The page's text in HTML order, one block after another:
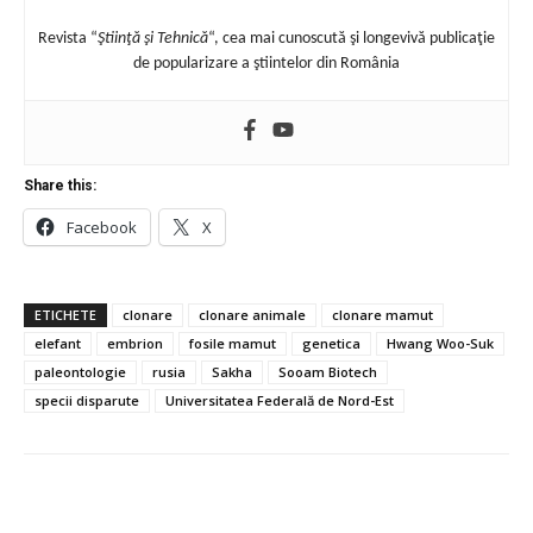
Revista “Ştiinţă şi Tehnică“, cea mai cunoscută şi longevivă publicaţie
de popularizare a ştiintelor din România
Share this:
Facebook X
ETICHETE clonare clonare animale
clonare mamut
elefant
embrion fosile mamut genetica
Hwang Woo-Suk
paleontologie
rusia Sakha
Sooam Biotech
specii disparute
Universitatea Federală de Nord-Est